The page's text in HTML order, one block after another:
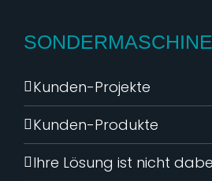
Kunden-Projekte
Kunden-Produkte
Ihre Lösung ist nicht